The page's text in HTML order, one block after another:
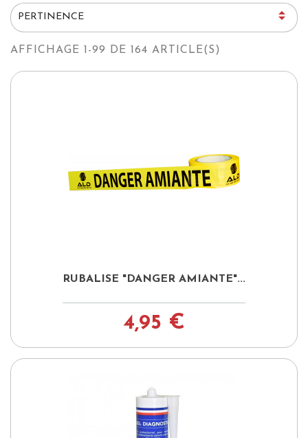
PERTINENCE 
AFFICHAGE 1-99 DE 164 ARTICLE(S)
RUBALISE "DANGER AMIANTE"...
4,95 €